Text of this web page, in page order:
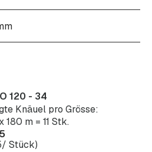
120 - 34
Knäuel pro Grösse:
180 m = 11 Stk.
/ Stück)